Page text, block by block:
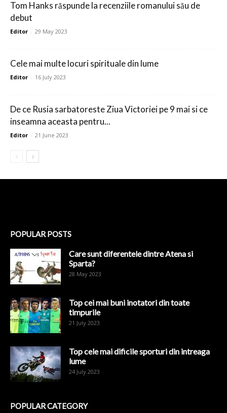
Tom Hanks răspunde la recenziile romanului său de
debut
Editor - 29 May 2023
Cele mai multe locuri spirituale din lume
Editor - 16 July 2023
De ce Rusia sarbatoreste Ziua Victoriei pe 9 mai si ce
inseamna aceasta pentru...
Editor - 21 June 2023
POPULAR POSTS
Care sunt diferentele dintre Atena si
Sparta?
28 May 2023
Top cei mai buni inotatori din toate
timpurile
21 July 2023
Top cele mai dificile sporturi din intreaga
lume
24 July 2023
POPULAR CATEGORY